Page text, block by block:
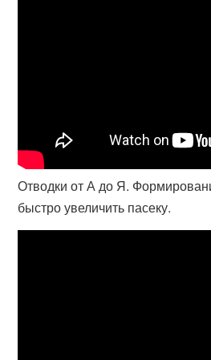
Отводки от А до Я.
быстро увеличить пасеку.